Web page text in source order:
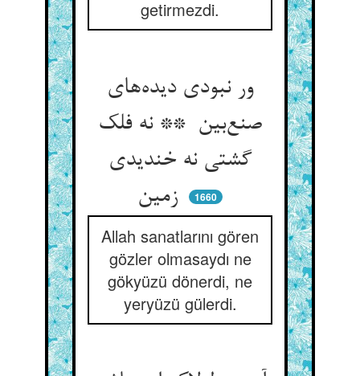
getirmezdi.
ور نبودی دیده‌های
صنع‌بین ** نه فلک
گشتی نه خندیدی
1660
Allah sanatlarını gören
gözler olmasaydı ne
gökyüzü dönerdi, ne
yeryüzü gülerdi.